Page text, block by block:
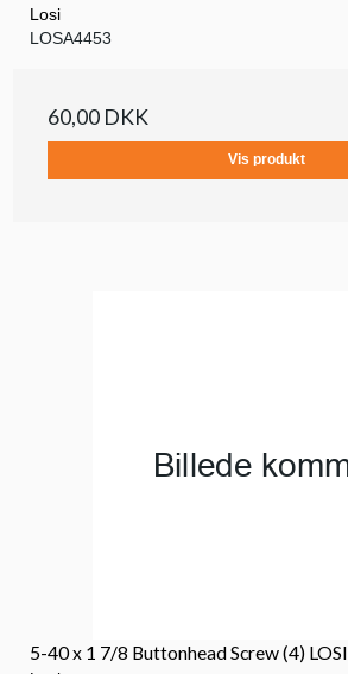
Losi
LOSA4453
60,00 DKK
Vis produkt
5-40 x 1 7/8 Buttonhead Screw (4) LOSI